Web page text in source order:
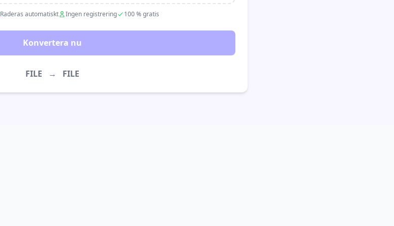
Raderas automatiskt Ingen registrering 100 % gratis
Konvertera nu
FILE → FILE